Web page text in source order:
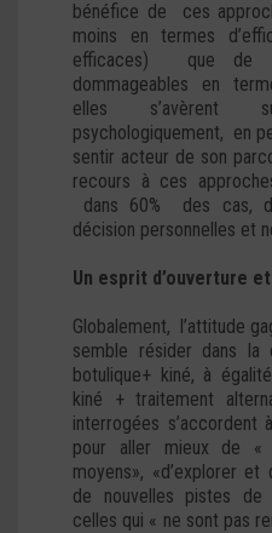
bénéfice de ces
moins en termes
efficaces) que de
dommageables en
elles s’avèrent
psychologiquement, en
sentir acteur de son
recours à ces
dans 60% des cas,
décision personnelles et
Un esprit d’ouverture
Globalement, l’attitude
semble résider dans la
botulique+ kiné, à
kiné + traitement
interrogées s’accordent
pour aller mieux de «
moyens», «d’explorer et
de nouvelles pistes
celles qui « ne sont pas